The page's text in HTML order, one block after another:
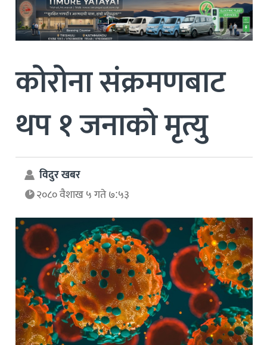
कोरोना संक्रमणबाट
थप १ जनाको मृत्यु
विदुर खबर
२०८० वैशाख ५ गते ७:५३